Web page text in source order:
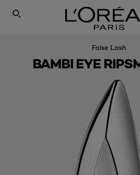
SEARCH THIS SITE
False Lash
BAMBI EYE